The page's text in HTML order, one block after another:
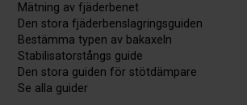
Mätning av fjäderbenet
Den stora fjäderbenslagringsguiden
Bestämma typen av bakaxeln
Stabilisatorstångs guide
Den stora guiden för stötdämpare
Se alla guider